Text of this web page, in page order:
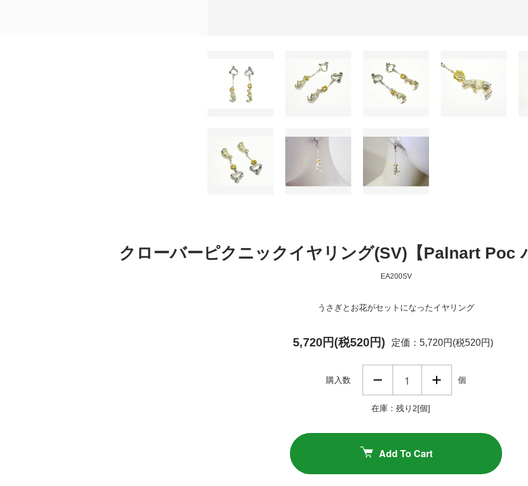
クローバーピクニックイヤリング(SV)【Palnart Poc
EA200SV
うさぎとお花がセットになったイヤリング
5,720円(税520円) 定価：5,720円(税520円)
購入数 個
在庫：残り2[個]
Add To Cart